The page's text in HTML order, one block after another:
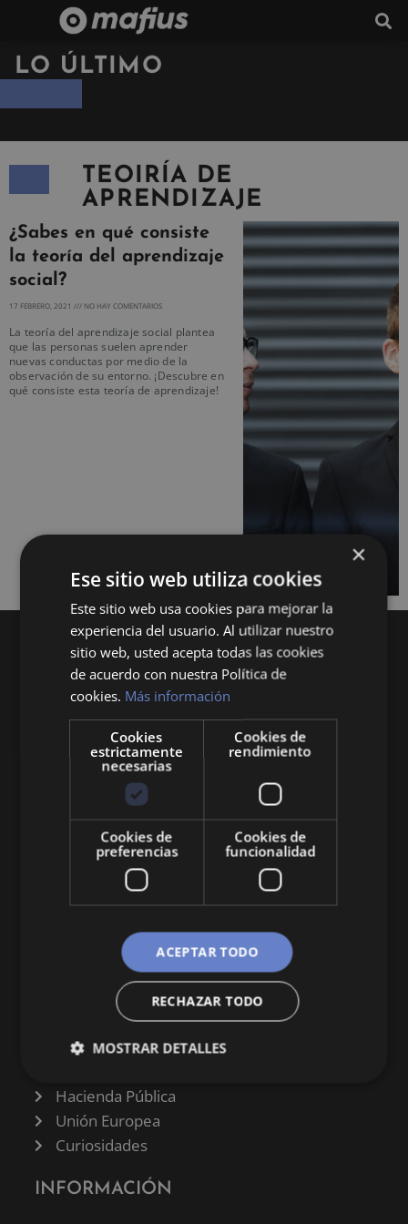
LO ÚLTIMO
TEOIRÍA DE
APRENDIZAJE
¿Sabes en qué consiste
la teoría del aprendizaje
social?
17 FEBRERO, 2021 NO HAY COMENTARIOS
La teoría del aprendizaje social plantea
que las personas suelen aprender
nuevas conductas por medio de la
observación de su entorno. ¡Descubre en
qué consiste esta teoría de aprendizaje!
Queremos mantenerte al día en temas de
economía, finanzas, negocios, derecho, historia
y curiosidades sobre todo lo relacionado con la
economía y empresa.
CATEGORÍAS
Finanzas
Derecho
Hacienda Pública
Unión Europea
Curiosidades
INFORMACIÓN
×
Ese sitio web utiliza cookies
Este sitio web usa cookies para mejorar la
experiencia del usuario. Al utilizar nuestro
sitio web, usted acepta todas las cookies
de acuerdo con nuestra Política de
cookies. Más información
Cookies
estrictamente
necesarias
Cookies de
rendimiento
Cookies de
preferencias
Cookies de
funcionalidad
ACEPTAR TODO
RECHAZAR TODO
MOSTRAR DETALLES